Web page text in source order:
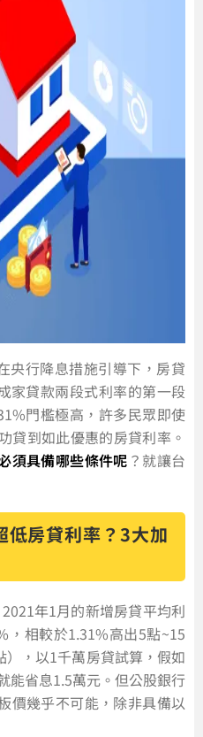
央行降息措施引導下，房貸
家貸款兩段式利率的第一段
門檻極高，許多民眾即使
貸到如此優惠的房貸利率。
須具備哪些條件呢 ？就讓台
房貸利率？3大加
年1月的新增房貸平均利
，相較於1.31%高出5點~15
，以1千萬房貸試算，假如
能省息1.5萬元。但公股銀行
價幾乎不可能，除非具備以